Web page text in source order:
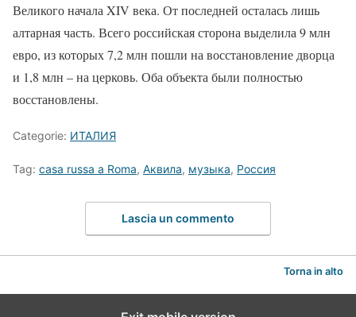
Великого начала XIV века. От последней осталась лишь
алтарная часть. Всего российская сторона выделила 9 млн
евро, из которых 7,2 млн пошли на восстановление дворца
и 1,8 млн – на церковь. Оба объекта были полностью
восстановлены.
Categorie: ИТАЛИЯ
Tag: casa russa a Roma, Аквила, музыка, Россия
Lascia un commento
Torna in alto